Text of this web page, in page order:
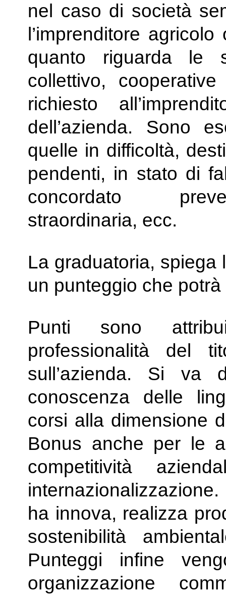
nel caso di società
l’imprenditore
quanto riguarda le
collettivo,
richiesto
dell’azienda. Sono
quelle in difficoltà,
pendenti, in stato di
concordato
straordinaria, ecc.
La graduatoria, spiega
un punteggio che
Punti sono
professionalità del
sull’azienda. Si va
conoscenza delle
corsi alla dimensione
Bonus anche per le
competitività
ha innova, realizza
sostenibilità
Punteggi infine
organizzazione